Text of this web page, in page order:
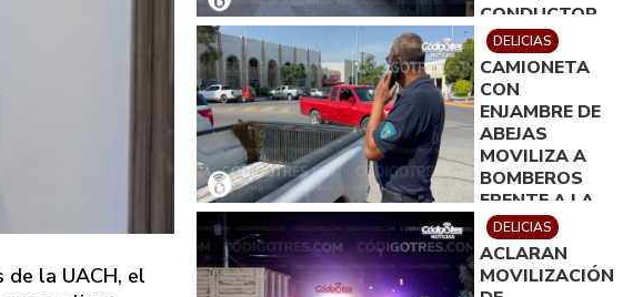
la UACH, el
CONDUCTOR
CONTINUÓ SU
MARCHA
DELICIAS
CAMIONETA
CON
ENJAMBRE DE
ABEJAS
MOVILIZA A
BOMBEROS
FRENTE A LA
PRESIDENCIA
MUNICIPAL
DELICIAS
ACLARAN
MOVILIZACIÓN